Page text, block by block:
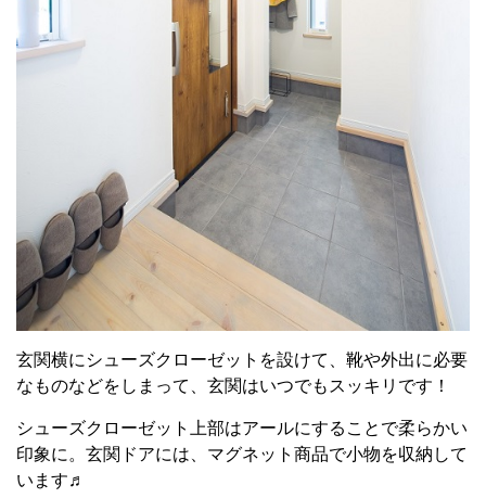
玄関横にシューズクローゼットを設けて、靴や外出に必要
なものなどをしまって、玄関はいつでもスッキリです！
シューズクローゼット上部はアールにすることで柔らかい
印象に。玄関ドアには、マグネット商品で小物を収納して
います♬